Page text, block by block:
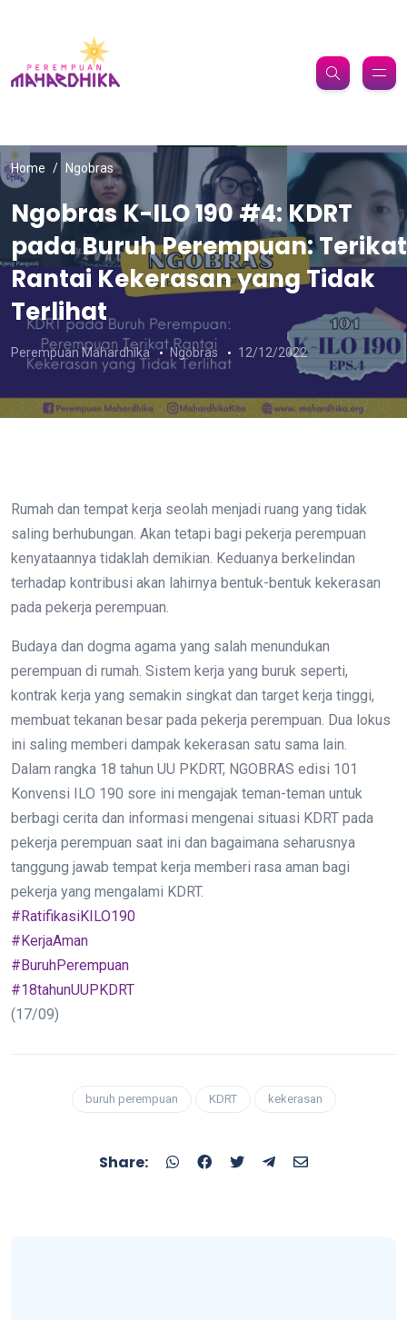
Home Ngobras
Ngobras K-ILO 190 #4: KDRT
pada Buruh Perempuan: Terikat
Rantai Kekerasan yang Tidak
Terlihat
Perempuan Mahardhika Ngobras 12/12/2022
Rumah dan tempat kerja seolah menjadi ruang yang tidak
saling berhubungan. Akan tetapi bagi pekerja perempuan
kenyataannya tidaklah demikian. Keduanya berkelindan
terhadap kontribusi akan lahirnya bentuk-bentuk kekerasan
pada pekerja perempuan.
Budaya dan dogma agama yang salah menundukan
perempuan di rumah. Sistem kerja yang buruk seperti,
kontrak kerja yang semakin singkat dan target kerja tinggi,
membuat tekanan besar pada pekerja perempuan. Dua lokus
ini saling memberi dampak kekerasan satu sama lain.
Dalam rangka 18 tahun UU PKDRT, NGOBRAS edisi 101
Konvensi ILO 190 sore ini mengajak teman-teman untuk
berbagi cerita dan informasi mengenai situasi KDRT pada
pekerja perempuan saat ini dan bagaimana seharusnya
tanggung jawab tempat kerja memberi rasa aman bagi
pekerja yang mengalami KDRT.
#RatifikasiKILO190
#KerjaAman
#BuruhPerempuan
#18tahunUUPKDRT
(17/09)
buruh perempuan KDRT kekerasan
Share: